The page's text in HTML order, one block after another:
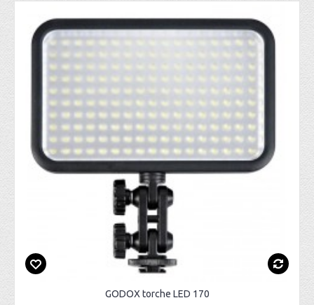
GODOX torche LED 170